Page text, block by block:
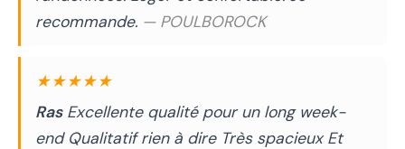
recommande. — POULBOROCK
★★★★★
RasExcellente qualité pour un long week-
end Qualitatif rien à dire Très spacieux Et